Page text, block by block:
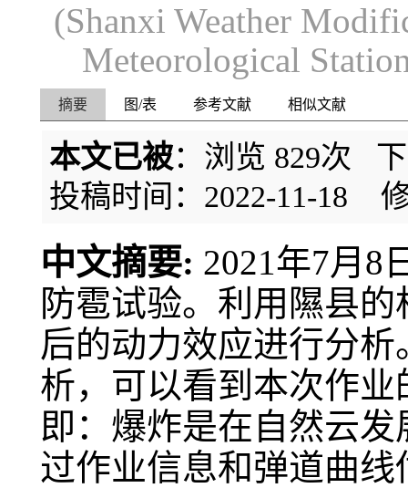
(Shanxi Weather
Meteorological
摘要 图/表 参考文献 相似文献
本文已被：浏览 829次
投稿时间：2022-11-18
中文摘要: 2021年7月8
防雹试验。利用隰县
后的动力效应进行分
析，可以看到本次作
即：爆炸是在自然云
过作业信息和弹道曲